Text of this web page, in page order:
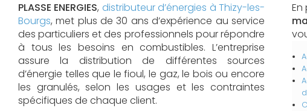
PLASSE ENERGIES, distributeur d’énergies à Thizy-les-
Bourgs, met plus de 30 ans d’expérience au service
des particuliers et des professionnels pour répondre
à tous les besoins en combustibles. L’entreprise
assure la distribution de différentes sources
d’énergie telles que le fioul, le gaz, le bois ou encore
les granulés, selon les usages et les contraintes
spécifiques de chaque client.
En